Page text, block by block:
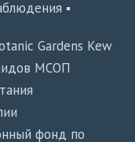
▪
Gardens Kew
МСОП
фонд по